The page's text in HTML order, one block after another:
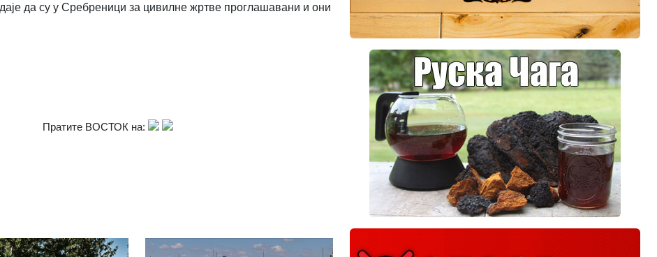
да су у Сребреници за цивилне жртве проглашавани и они
Пратите ВОСТОК на: